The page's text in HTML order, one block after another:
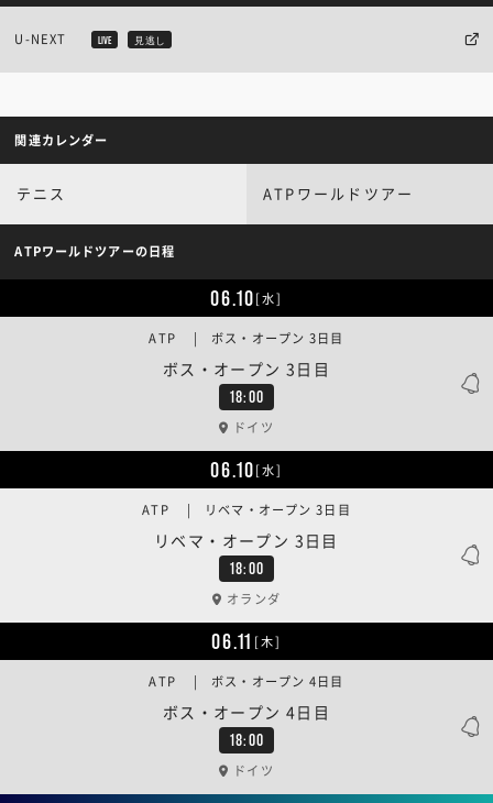
U-NEXT LIVE 見逃し
関連カレンダー
テニス ATPワールドツアー
ATPワールドツアーの日程
06.10[水]
18:00
ボス・オープン 3日目
ATP | ボス・オープン 3日目
ドイツ
06.10[水]
18:00
リベマ・オープン 3日目
ATP | リベマ・オープン 3日目
オランダ
06.11 [木]
18:00
ボス・オープン 4日目
ATP | ボス・オープン 4日目
ドイツ